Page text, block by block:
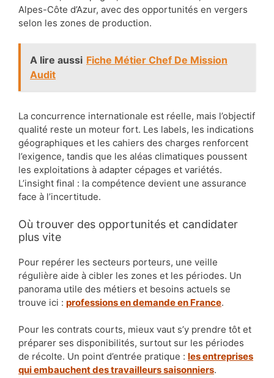
Alpes-Côte d’Azur, avec des opportunités en vergers
selon les zones de production.
A lire aussi Fiche Métier Chef De Mission
Audit
La concurrence internationale est réelle, mais l’objectif
qualité reste un moteur fort. Les labels, les indications
géographiques et les cahiers des charges renforcent
l’exigence, tandis que les aléas climatiques poussent
les exploitations à adapter cépages et variétés.
L’insight final : la compétence devient une assurance
face à l’incertitude.
Où trouver des opportunités et candidater
plus vite
Pour repérer les secteurs porteurs, une veille
régulière aide à cibler les zones et les périodes. Un
panorama utile des métiers et besoins actuels se
trouve ici : professions en demande en France.
Pour les contrats courts, mieux vaut s’y prendre tôt et
préparer ses disponibilités, surtout sur les périodes
de récolte. Un point d’entrée pratique : les entreprises
qui embauchent des travailleurs saisonniers.